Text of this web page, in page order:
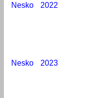
Nesko
2022
Nesko 2023